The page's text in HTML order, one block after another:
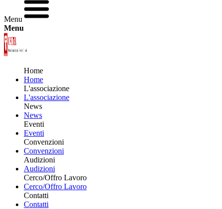
Menu
Menu
Home
Home
L'associazione
L'associazione
News
News
Eventi
Eventi
Convenzioni
Convenzioni
Audizioni
Audizioni
Cerco/Offro Lavoro
Cerco/Offro Lavoro
Contatti
Contatti